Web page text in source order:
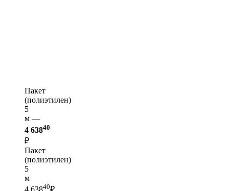
Пакет
(полиэтилен)
5
м —
4 63840
₽
Пакет
(полиэтилен)
5
м
4 63840₽